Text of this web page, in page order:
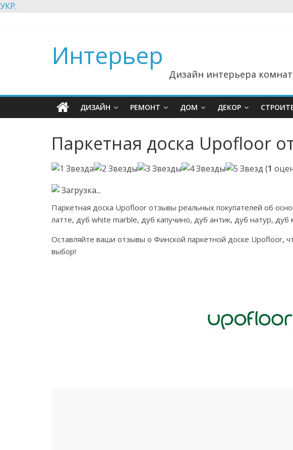
УКР.
Интерьер
Дизайн интерьера
ДИЗАЙН РЕМОНТ ДОМ ДЕКОР
Паркетная доска Upofloor
(1
Загрузка...
Паркетная доска Upofloor отзывы реальных покупателей об
латте, дуб white marble, дуб капучино, дуб антик, дуб натур, дуб
Оставляйте ваши отзывы о Финской паркетной доске Upofloor,
выбор!